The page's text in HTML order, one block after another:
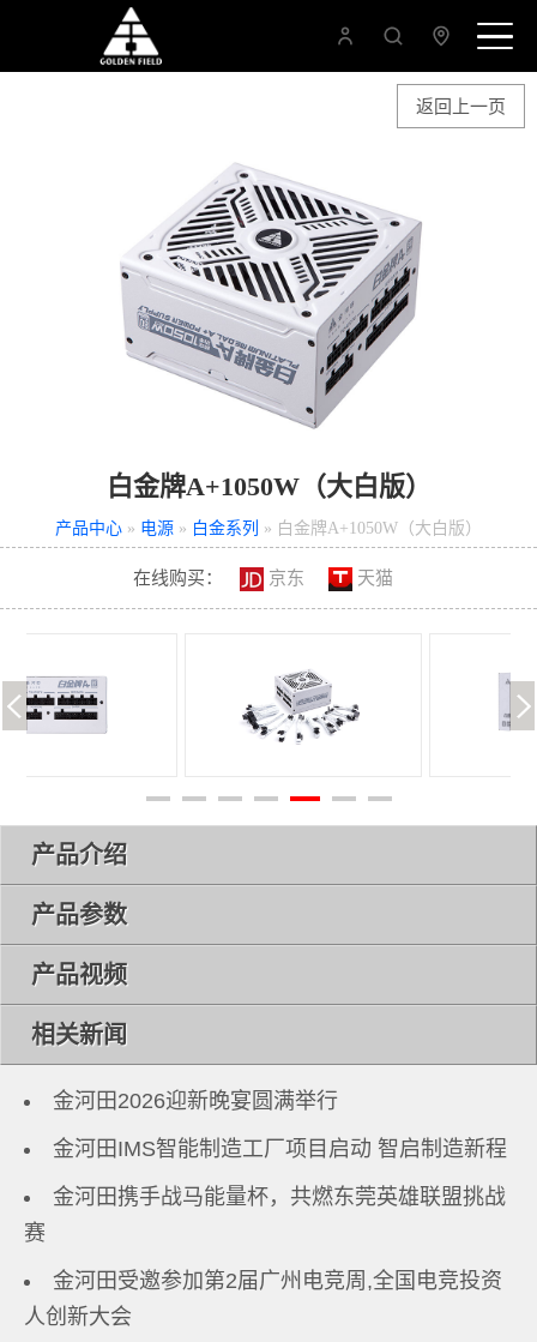
返回上一页
白金牌A+1050W（大白版）
产品中心 » 电源 » 白金系列 » 白金牌A+1050W（大白版）
在线购买： 京东 天猫
产品介绍
产品参数
产品视频
相关新闻
金河田2026迎新晚宴圆满举行
金河田IMS智能制造工厂项目启动 智启制造新程
金河田携手战马能量杯，共燃东莞英雄联盟挑战
赛
金河田受邀参加第2届广州电竞周,全国电竞投资
人创新大会